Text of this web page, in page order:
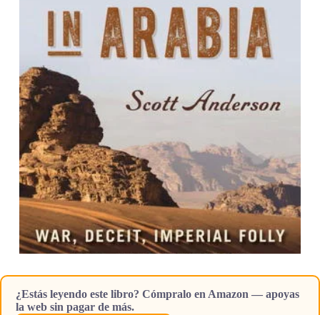
¿Estás leyendo este libro? Cómpralo en Amazon — apoyas
la web sin pagar de más.